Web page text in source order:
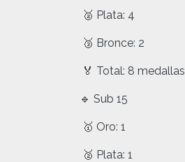
🥈 Plata: 4
🥉 Bronce: 2
🏅 Total: 8 medallas
🔹 Sub 15
🥇 Oro: 1
🥈 Plata: 1